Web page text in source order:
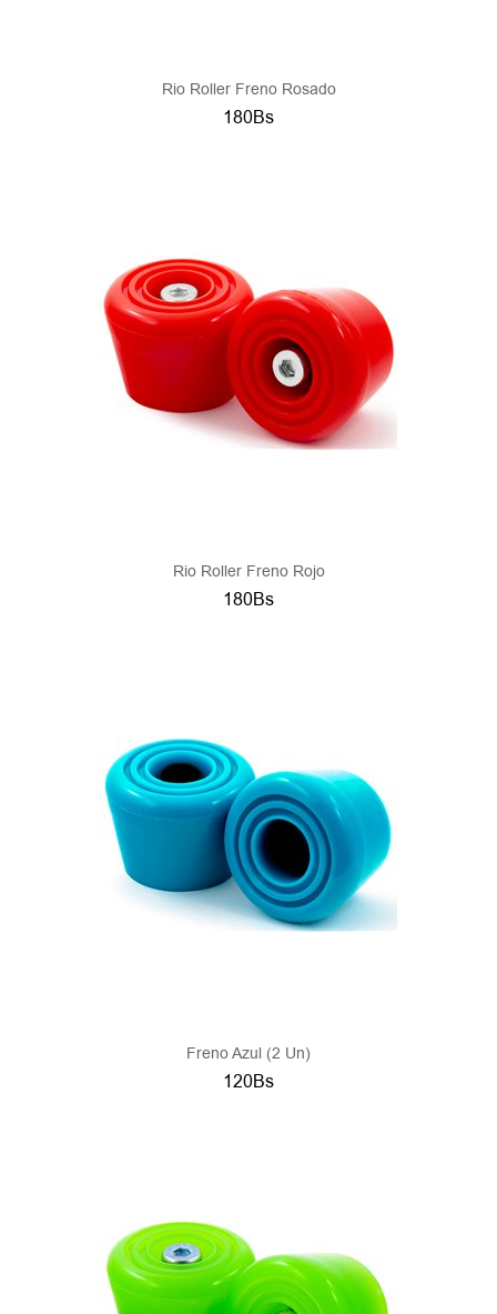
Rio Roller Freno Rosado
180Bs
Rio Roller Freno Rojo
180Bs
Freno Azul (2 Un)
120Bs